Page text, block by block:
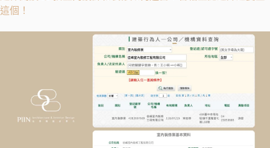
這個！